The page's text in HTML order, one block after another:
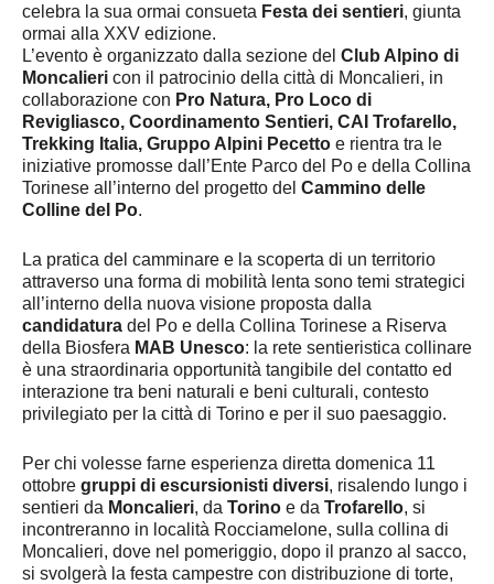
celebra la sua ormai consueta Festa dei sentieri, giunta
ormai alla XXV edizione.
L’evento è organizzato dalla sezione del Club Alpino di
Moncalieri con il patrocinio della città di Moncalieri, in
collaborazione con Pro Natura, Pro Loco di
Revigliasco, Coordinamento Sentieri, CAI Trofarello,
Trekking Italia, Gruppo Alpini Pecetto e rientra tra le
iniziative promosse dall’Ente Parco del Po e della Collina
Torinese all’interno del progetto del Cammino delle
Colline del Po.
La pratica del camminare e la scoperta di un territorio
attraverso una forma di mobilità lenta sono temi strategici
all’interno della nuova visione proposta dalla
candidatura del Po e della Collina Torinese a Riserva
della Biosfera MAB Unesco: la rete sentieristica collinare
è una straordinaria opportunità tangibile del contatto ed
interazione tra beni naturali e beni culturali, contesto
privilegiato per la città di Torino e per il suo paesaggio.
Per chi volesse farne esperienza diretta domenica 11
ottobre gruppi di escursionisti diversi, risalendo lungo i
sentieri da Moncalieri, da Torino e da Trofarello, si
incontreranno in località Rocciamelone, sulla collina di
Moncalieri, dove nel pomeriggio, dopo il pranzo al sacco,
si svolgerà la festa campestre con distribuzione di torte,